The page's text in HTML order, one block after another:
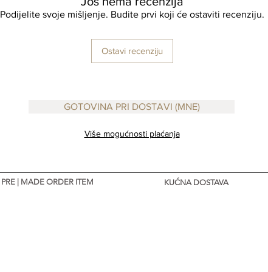
Podijelite svoje mišljenje. Budite prvi koji će ostaviti recenziju.
Ostavi recenziju
GOTOVINA PRI DOSTAVI (MNE)
Više mogućnosti plaćanja
PRE | MADE ORDER ITEM KUĆNA DOSTAVA